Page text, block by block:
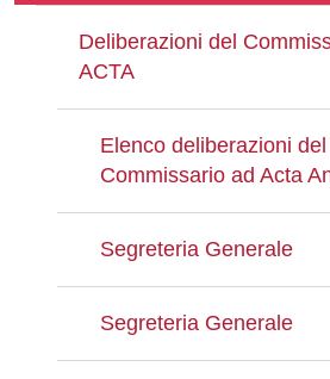
Deliberazioni del
ACTA
Elenco deliberazioni del
Commissario ad Acta
Segreteria Generale
Segreteria Generale